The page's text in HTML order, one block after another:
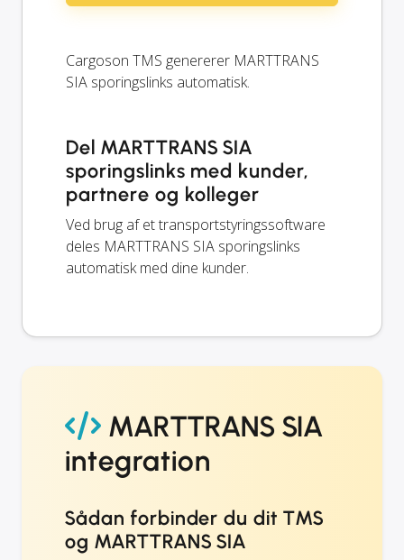
Cargoson TMS genererer MARTTRANS
SIA sporingslinks automatisk.
Del MARTTRANS SIA
sporingslinks med kunder,
partnere og kolleger
Ved brug af et transportstyringssoftware
deles MARTTRANS SIA sporingslinks
automatisk med dine kunder.
MARTTRANS SIA
integration
Sådan forbinder du dit TMS
og MARTTRANS SIA